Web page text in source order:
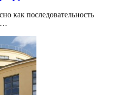
как последовательность